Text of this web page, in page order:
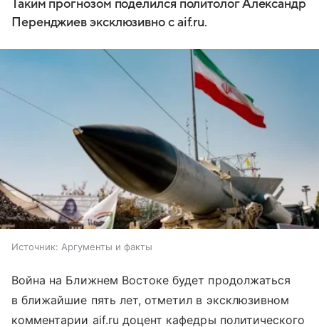
Таким прогнозом поделился политолог Александр
Перенджиев эксклюзивно с aif.ru.
Источник: Аргументы и факты
Война на Ближнем Востоке будет продолжаться
в ближайшие пять лет, отметил в эксклюзивном
комментарии aif.ru доцент кафедры политического